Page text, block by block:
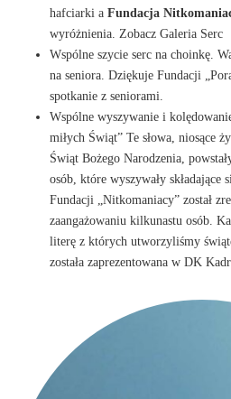
hafciarki a Fundacja
wyróżnienia. Zobacz Galeria Serc
Wspólne szycie serc na choinkę.
na seniora. Dziękuje Fundacji
spotkanie z seniorami.
Wspólne wyszywanie i
miłych Świąt” Te słowa, niosące
Świąt Bożego Narodzenia,
osób, które wyszywały
Fundacji „Nitkomaniacy” został
zaangażowaniu kilkunastu osób.
literę z których utworzyliśmy
została zaprezentowana w DK Kadr.